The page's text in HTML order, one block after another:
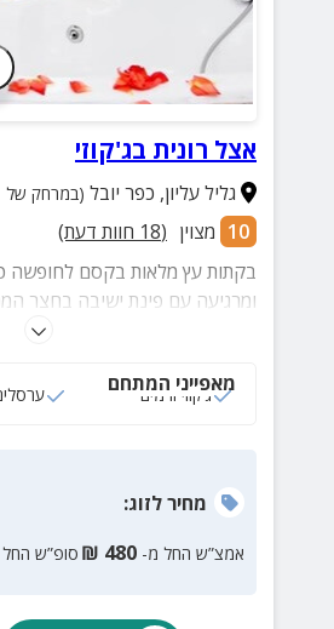
אצל רונית בג'קוזי
גליל עליון, כפר יובל (במרחק של 27.1 ק"מ)
10 מצוין (
18 חוות דעת)
בקתות עץ מלאות בקסם לחופשה
ומרגיעה עם פינת ישיבה בחצר
וכמובן מגוון אטרקציות קרובות
מאפייני המתחם
ג‘קוזי זרמים
מחירלזוג:
אמצ”ש החל מ- 480
₪ סופ”ש